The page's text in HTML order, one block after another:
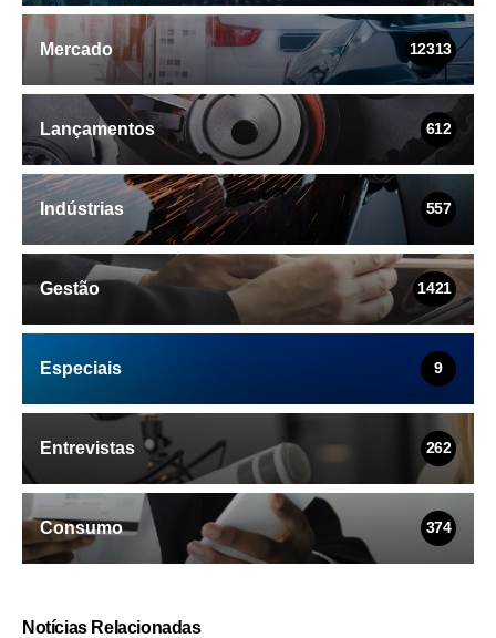
Mercado 12313
Lançamentos 612
Indústrias 557
Gestão 1421
Especiais 9
Entrevistas 262
Consumo 374
Notícias Relacionadas